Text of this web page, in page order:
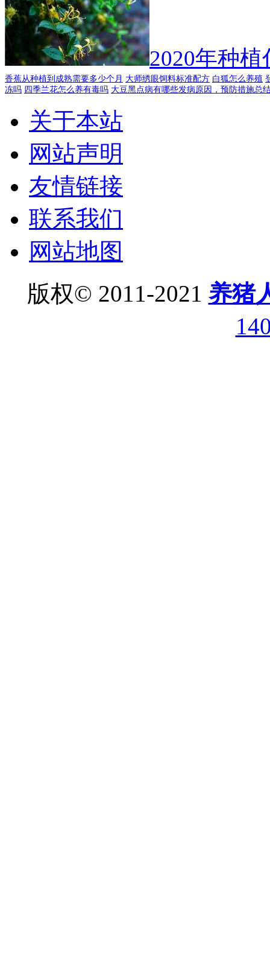
2020年种
香蕉从种植到成熟需要多少个月 大师绣眼饲料标准配方 白狐怎么养殖
冻吗 四季兰花怎么养有毒吗 大豆黑点病有哪些发病原因，预防措施总
关于本站
网站声明
友情链接
联系我们
网站地图
版权© 2011-2021养猪